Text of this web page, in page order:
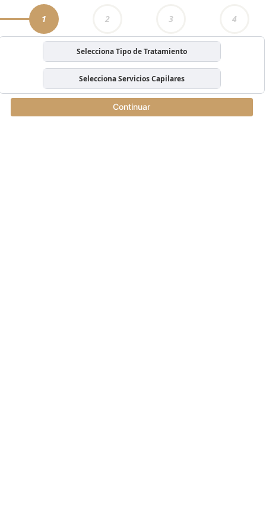
1 2 3 4
Selecciona Tipo de Tratamiento
Selecciona Servicios Capilares
Continuar